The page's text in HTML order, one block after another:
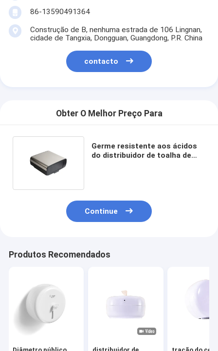
86-13590491364
Construção de B, nenhuma estrada de 106 Lingnan,
cidade de Tangxia, Dongguan, Guangdong, P.R. China
contacto
Obter O Melhor Preço Para
Germe resistente aos ácidos
do distribuidor de toalha de
Continue
Produtos Recomendados